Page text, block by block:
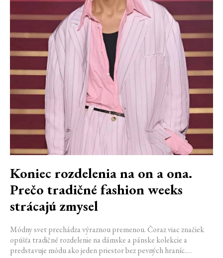
Koniec rozdelenia na on a ona.
Prečo tradičné fashion weeks
strácajú zmysel
Módny svet prechádza výraznou premenou. Čoraz viac značiek
opúšťa tradičné rozdelenie na dámske a pánske kolekcie a
predstavuje módu ako jeden priestor bez pevných hraníc.